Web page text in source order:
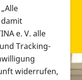
damit
e. V. alle
Tracking-
widerrufen,